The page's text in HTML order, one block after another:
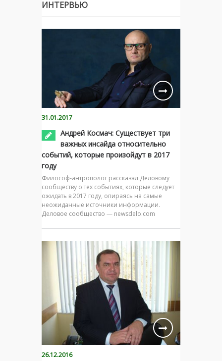
ИНТЕРВЬЮ
31.01.2017
Андрей Космач: Существует три
важных инсайда относительно
событий, которые произойдут в 2017
году
Философ-антрополог рассказал Деловому
сообществу о тех событиях, которые следует
ожидать в 2017 году, опираясь на самые
неожиданные источники информации.
Деловое сообщество — newsdelo.com
26.12.2016